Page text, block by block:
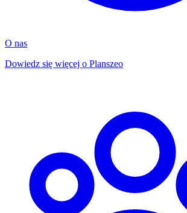
O nas
Dowiedz się więcej o Planszeo